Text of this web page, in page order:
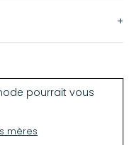
pourrait vous
mères